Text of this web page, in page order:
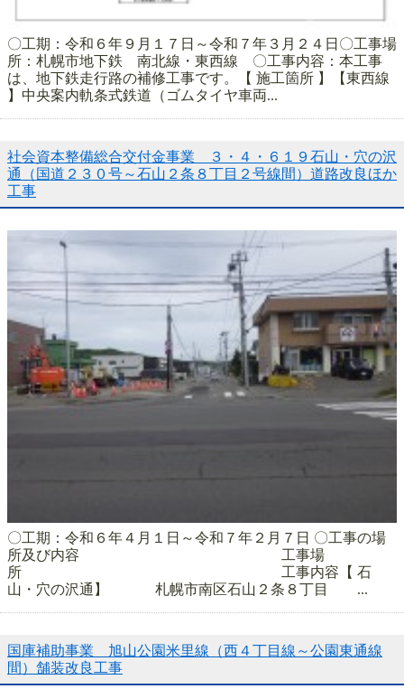
〇工期：令和６年９月１７日～令和７年３月２４日〇工事場
所：札幌市地下鉄 南北線・東西線 〇工事内容：本工事
は、地下鉄走行路の補修工事です。【 施工箇所 】【東西線
】中央案内軌条式鉄道（ゴムタイヤ車両...
社会資本整備総合交付金事業 ３・４・６１９石山・穴の沢
通（国道２３０号～石山２条８丁目２号線間）道路改良ほか
工事
〇工期：令和６年４月１日～令和７年２月７日 〇工事の場
所及び内容 工事場
所 工事内容【 石
山・穴の沢通】 札幌市南区石山２条８丁目 ...
国庫補助事業 旭山公園米里線（西４丁目線～公園東通線
間）舗装改良工事